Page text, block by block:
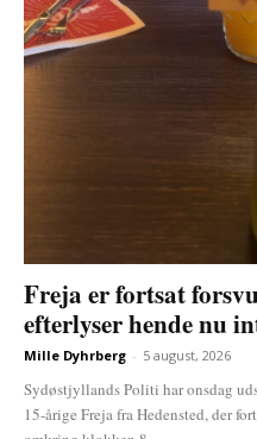
Freja er fortsat
efterlyser hende nu
Mille Dyhrberg - 5 august, 2026
Sydøstjyllands Politi har onsdag
15-årige Freja fra Hedensted, der